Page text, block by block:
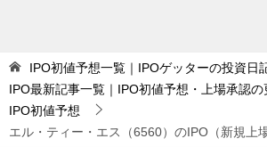
IPO初値予想一覧｜IPOゲッターの投資日
IPO最新記事一覧｜IPO初値予想・上場承認の
IPO初値予想
エル・ティー・エス（6560）のIPO（新規上